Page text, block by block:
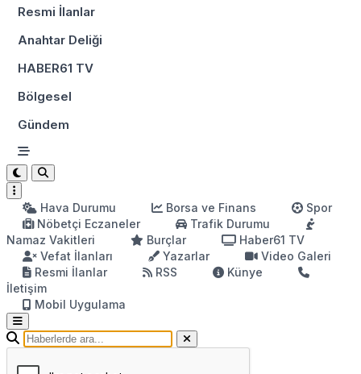
Resmi İlanlar
Anahtar Deliği
HABER61 TV
Bölgesel
Gündem
Hava Durumu Borsa ve Finans
Spor
Nöbetçi Eczaneler
Trafik Durumu
Namaz Vakitleri
Burçlar
Haber61 TV
Vefat İlanları
Yazarlar
Video Galeri
Resmi İlanlar
RSS
Künye
İletişim
Mobil Uygulama